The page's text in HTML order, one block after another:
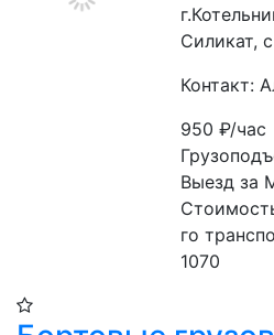
Силикат,
Контакт:
950₽/час
Выезд за
го
1070